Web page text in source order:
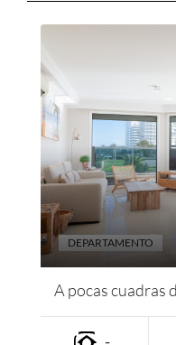
A pocas cuadras
-
DEPARTAMENTO